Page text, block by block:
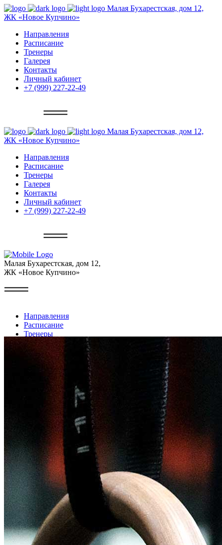
Малая Бухарестская, дом 12,
ЖК «Новое Купчино»
Направления
Расписание
Тренеры
Галерея
Контакты
Личный кабинет
+7 (999) 227-22-49
Малая Бухарестская, дом 12,
ЖК «Новое Купчино»
Направления
Расписание
Тренеры
Галерея
Контакты
Личный кабинет
+7 (999) 227-22-49
Малая Бухарестская, дом 12,
ЖК «Новое Купчино»
Направления
Расписание
Тренеры
Контакты
Личный кабинет
+7 (999) 227-22-49